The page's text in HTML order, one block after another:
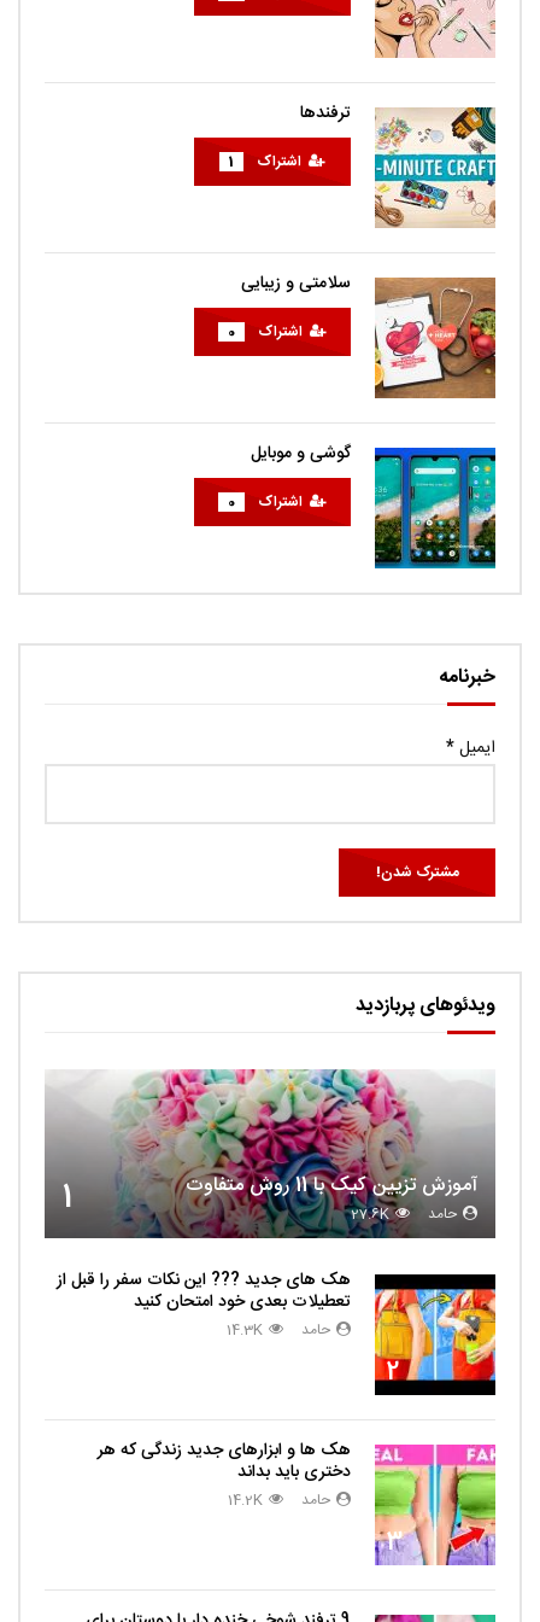
ترفندها
اشتراک 1
سلامتی و زیبایی
اشتراک 0
گوشی و موبایل
اشتراک 0
خبرنامه
ایمیل*
ویدئوهای پربازدید
1 آموزش تزیین کیک با 11 روش متفاوت
حامد 27.6K
2
هک های جدید ??️? این نکات سفر را قبل از
تعطیلات بعدی خود امتحان کنید
حامد 14.3K
3
هک ها و ابزارهای جدید زندگی که هر
دختری باید بداند
حامد 14.2K